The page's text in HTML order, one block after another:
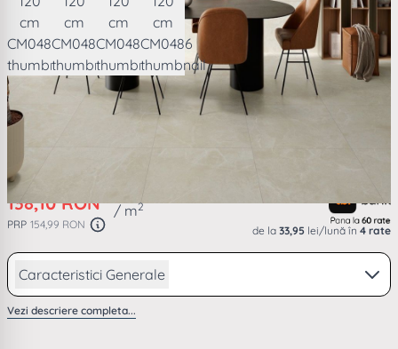
Gresie Alaplana Blade Portelanata Beige RC MT 60 x 120
cm CM0486
138,10 RON
PRP 154,99 RON
/ m2
de la 33,95 lei/lună în 4 rate
Caracteristici Generale
Vezi descriere completa...